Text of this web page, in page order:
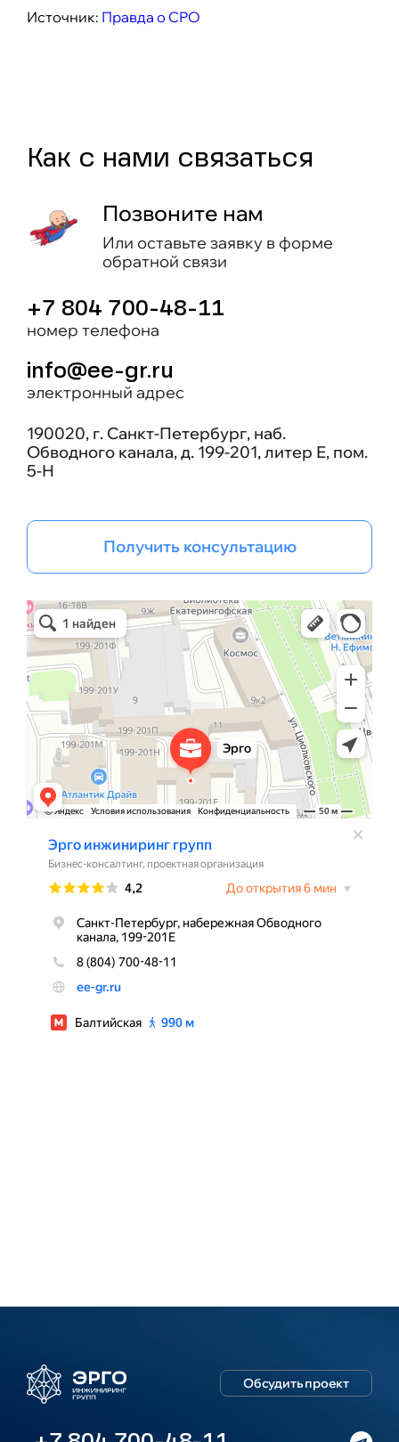
Источник: Правда о СРО
Как c нами связаться
Позвоните нам
Или оставьте заявку в форме
обратной связи
+7 804 700-48-11
номер телефона
info@ee-gr.ru
электронный адрес
190020, г. Санкт-Петербург, наб.
Обводного канала, д. 199-201, литер Е, пом.
5-Н
Получить консультацию
Эрго Инжиниринг групп
Бизнес-консалтинг в Санкт‑Петербурге
Проектная организация в Санкт‑Петербурге
Обсудить проект